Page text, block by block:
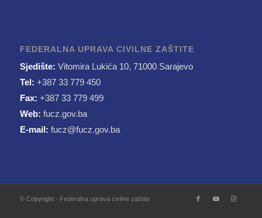
FEDERALNA UPRAVA CIVILNE ZAŠTITE
Sjedište: Vitomira Lukića 10, 71000 Sarajevo
Tel: +387 33 779 450
Fax: +387 33 779 499
Web: fucz.gov.ba
E-mail: fucz@fucz.gov.ba
© Copyright - Federalna uprava civilne zaštite